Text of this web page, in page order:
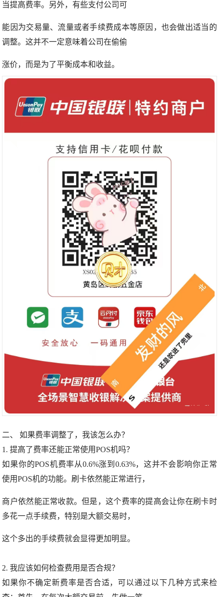
当提高费率。另外，有些支付公司可
能因为交易量、流量或者手续费成本等原因，也会做出适当的
调整。这并不一定意味着公司在偷偷
涨价，而是为了平衡成本和收益。
二、 如果费率调整了，我该怎么办？
1. 提高了费率还能正常使用POS机吗？
如果你的POS机费率从0.6%涨到0.63%，这并不会影响你正常
使用POS机的功能。刷卡依然能正常进行，
商户依然能正常收款。但是，这个费率的提高会让你在刷卡时
多花一点手续费，特别是大额交易时，
这个多出的手续费就会显得更加明显。
2. 我应该如何检查费用是否合规？
如果你不确定新费率是否合适，可以通过以下几种方式来检